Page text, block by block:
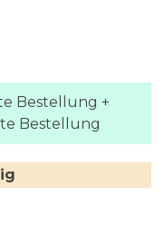
Bestellung +
Bestellung